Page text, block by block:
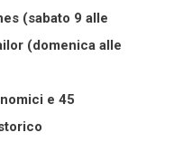
(sabato 9 alle
(domenica alle
e 45